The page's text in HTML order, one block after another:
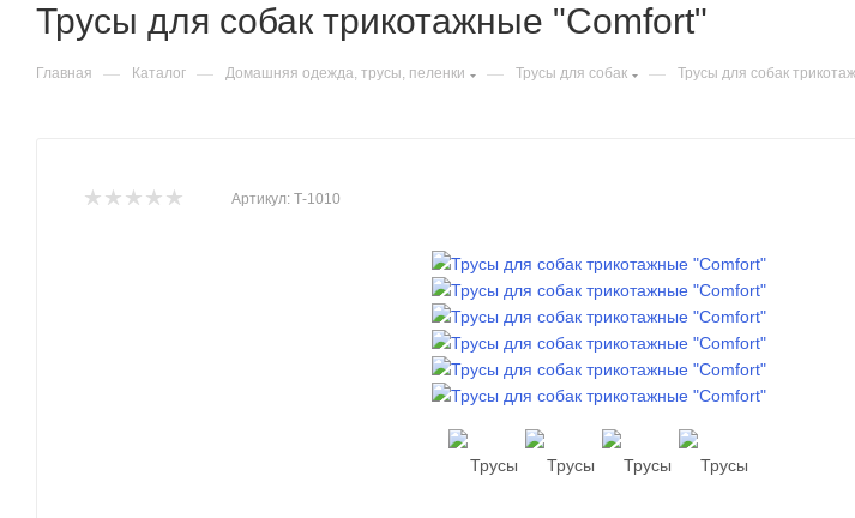
Трусы для собак трикотажные "Comfort"
Главная — Каталог — Домашняя одежда, трусы, пеленки — Трусы для собак — Трусы для собак
Артикул: Т-1010